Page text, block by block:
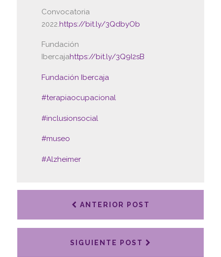
Convocatoria
2022. https://bit.ly/3QdbyOb
Fundación
Ibercajahttps://bit.ly/3Q9I2sB
Fundación Ibercaja
#terapiaocupacional
#inclusionsocial
#museo
#Alzheimer
ANTERIOR POST
SIGUIENTE POST